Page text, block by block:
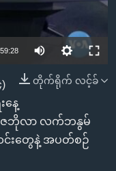
59:28
တိုက်ရိုက် လင့်ခ်
နေ့
စ်ဇဘိုလာ လက်ဘနွမ်
းတွေနဲ့ အပတ်စဉ်